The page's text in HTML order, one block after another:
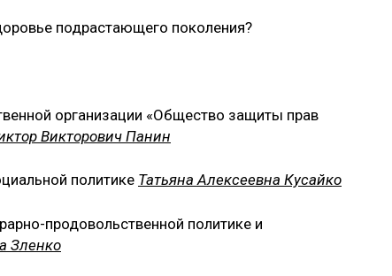
подрастающего поколения?
организации «Общество защиты прав
Викторович Панин
политике Татьяна Алексеевна Кусайко
продовольственной политике и
Зленко